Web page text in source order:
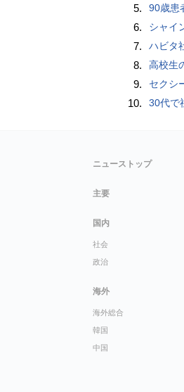
5. 90歳患
6. シャイ
7. ハビタ
8. 高校生
9. セクシ
10. 30代で
ニューストップ
主要
国内
社会
政治
海外
海外総合
韓国
中国